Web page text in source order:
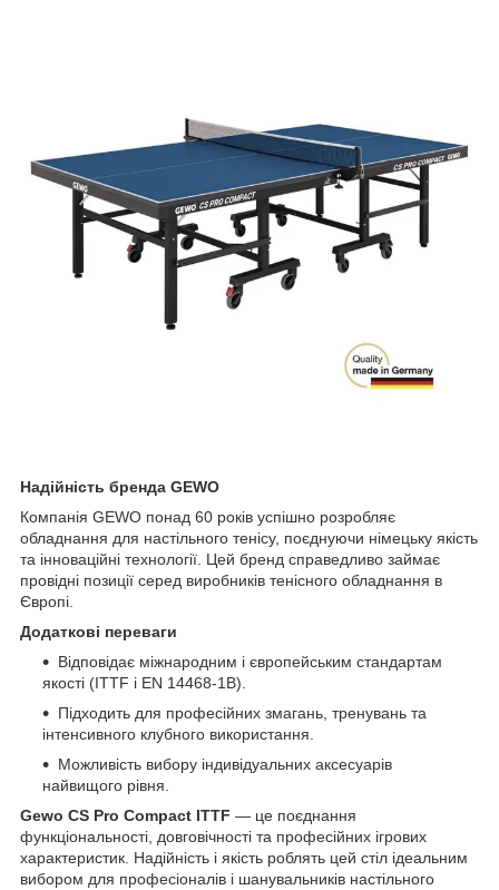
Надійність бренда GEWO
Компанія GEWO понад 60 років успішно розробляє
обладнання для настільного тенісу, поєднуючи німецьку якість
та інноваційні технології. Цей бренд справедливо займає
провідні позиції серед виробників тенісного обладнання в
Європі.
Додаткові переваги
Відповідає міжнародним і європейським стандартам
якості (ITTF і EN 14468-1B).
Підходить для професійних змагань, тренувань та
інтенсивного клубного використання.
Можливість вибору індивідуальних аксесуарів
найвищого рівня.
Gewo CS Pro Compact ITTF — це поєднання
функціональності, довговічності та професійних ігрових
характеристик. Надійність і якість роблять цей стіл ідеальним
вибором для професіоналів і шанувальників настільного